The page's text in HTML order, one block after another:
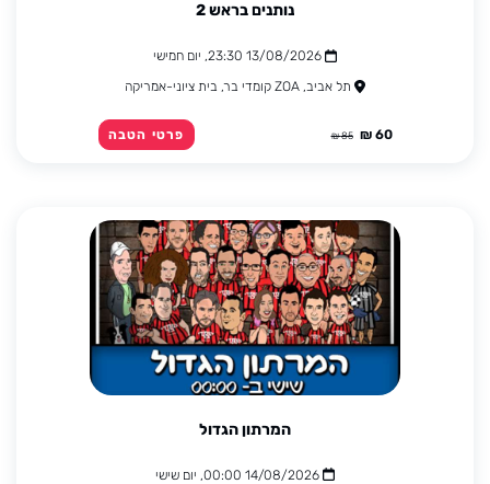
נותנים בראש 2
13/08/2026 23:30, יום חמישי
תל אביב, ZOA קומדי בר, בית ציוני-אמריקה
60 ₪
85 ₪ פרטי הטבה
המרתון הגדול
14/08/2026 00:00, יום שישי